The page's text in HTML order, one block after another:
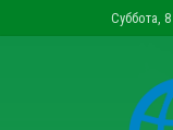
Суббота, 8